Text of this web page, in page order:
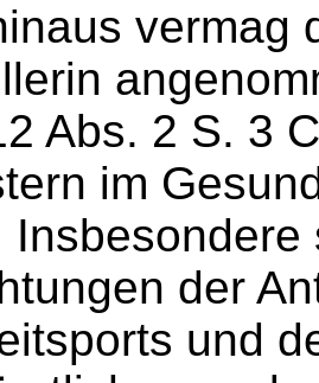
vermag
Abs. 2 S. 3
im
der
und